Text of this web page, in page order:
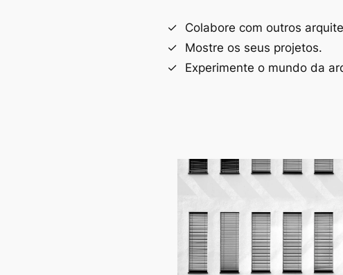
Colabore com outros
Mostre os seus projetos.
Experimente o mundo da